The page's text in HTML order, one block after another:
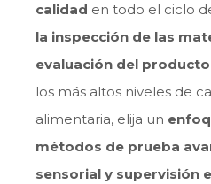
calidad en todo el ciclo
la inspección de las
evaluación del
los más altos niveles de
alimentaria, elija un
métodos de prueba
sensorial y supervisión